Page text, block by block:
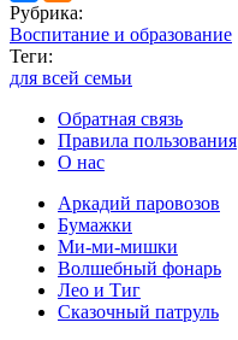
Рубрика:
Воспитание и образование
Теги:
для всей семьи
Обратная связь
Правила пользования
О нас
Аркадий паровозов
Бумажки
Ми-ми-мишки
Волшебный фонарь
Лео и Тиг
Сказочный патруль